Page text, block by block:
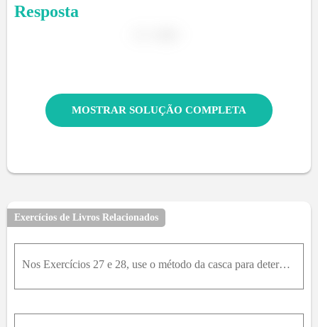
Resposta
MOSTRAR SOLUÇÃO COMPLETA
Exercícios de Livros Relacionados
Nos Exercícios 27 e 28, use o método da casca para determinar o volume dos sólidos obtidos com a rotação das regiões sombreadas em torno dos eixos indicados. 28 – B – Para a reta y = 2 .